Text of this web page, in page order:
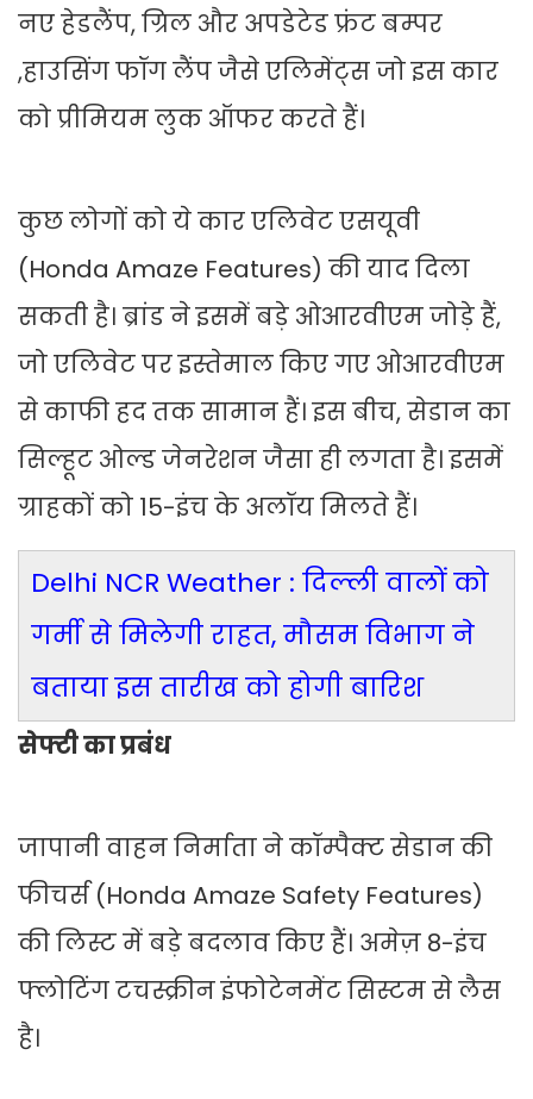
नए हेडलैंप, ग्रिल और अपडेटेड फ्रंट बम्पर
,हाउसिंग फॉग लैंप जैसे एलिमेंट्स जो इस कार
को प्रीमियम लुक ऑफर करते हैं।
कुछ लोगों को ये कार एलिवेट एसयूवी
(Honda Amaze Features) की याद दिला
सकती है। ब्रांड ने इसमें बड़े ओआरवीएम जोड़े हैं,
जो एलिवेट पर इस्तेमाल किए गए ओआरवीएम
से काफी हद तक सामान हैं। इस बीच, सेडान का
सिल्हूट ओल्ड जेनरेशन जैसा ही लगता है। इसमें
ग्राहकों को 15-इंच के अलॉय मिलते हैं।
Delhi NCR Weather : दिल्ली वालों को
गर्मी से मिलेगी राहत, मौसम विभाग ने
बताया इस तारीख को होगी बारिश
सेफ्टी का प्रबंध
जापानी वाहन निर्माता ने कॉम्पैक्ट सेडान की
फीचर्स (Honda Amaze Safety Features)
की लिस्ट में बड़े बदलाव किए हैं। अमेज़ 8-इंच
फ्लोटिंग टचस्क्रीन इंफोटेनमेंट सिस्टम से लैस
है।